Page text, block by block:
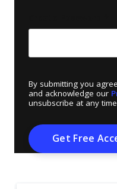
By submitting you
and acknowledge our
unsubscribe at any